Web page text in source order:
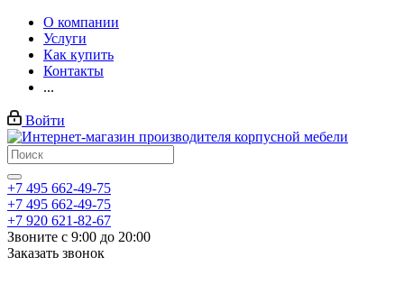
О компании
Услуги
Как купить
Контакты
...
Войти
+7 495 662-49-75
+7 495 662-49-75
+7 920 621-82-67
Звоните с 9:00 до 20:00
Заказать звонок